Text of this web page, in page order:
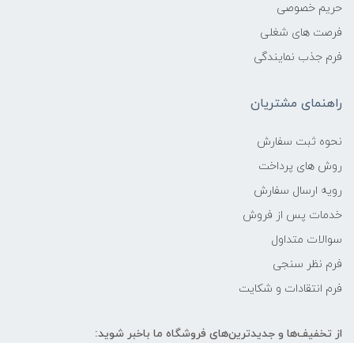
حریم خصوصی
فرصت های شغلی
فرم جذب نمایندگی
راهنمای مشتریان
نحوه ثبت سفارش
روش های پرداخت
رویه ارسال سفارش
خدمات پس از فروش
سوالات متداول
فرم نظر سنجی
فرم انتقادات و شکایت
از تخفیف‌ها و جدیدترین‌های فروشگاه ما باخبر شوید: